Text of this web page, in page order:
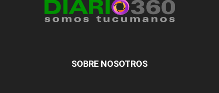
SOBRE NOSOTROS